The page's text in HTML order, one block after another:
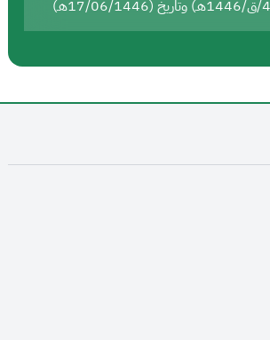
opens in new
opens in
opens in new
opens in new